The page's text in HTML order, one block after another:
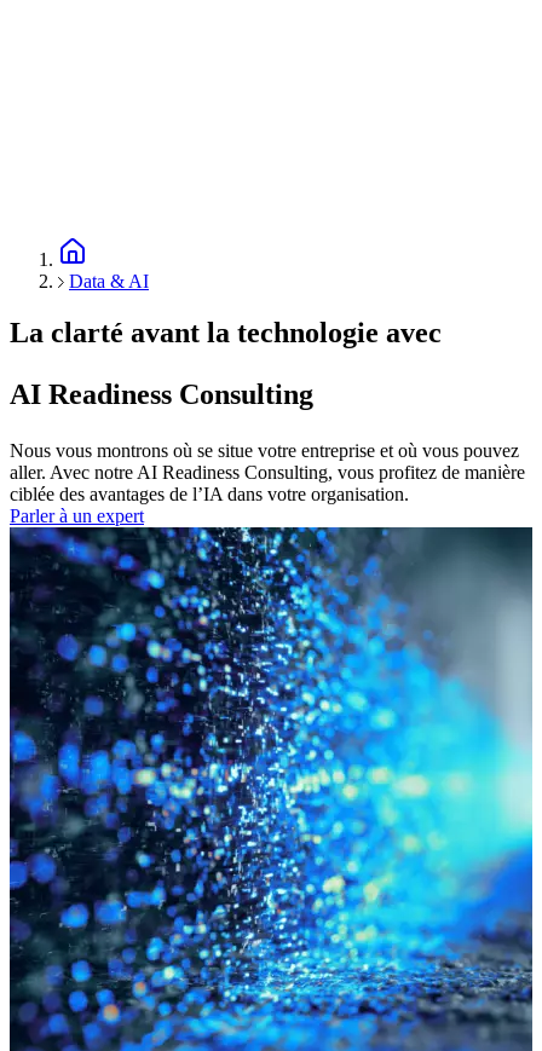
Data & AI
La clarté avant la technologie avec
AI Readiness Consulting
Nous vous montrons où se situe votre entreprise et où vous pouvez
aller. Avec notre AI Readiness Consulting, vous profitez de manière
ciblée des avantages de l’IA dans votre organisation.
Parler à un expert